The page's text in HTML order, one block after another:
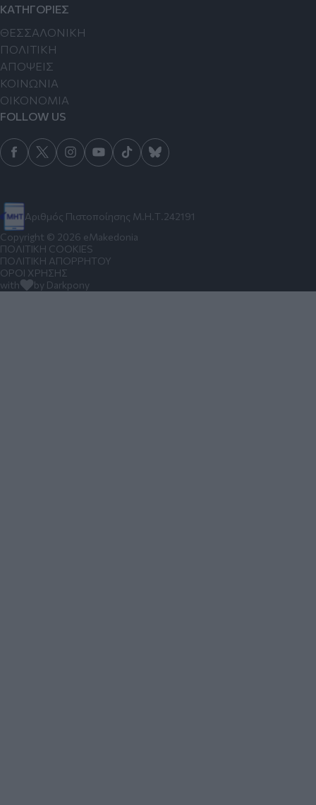
Αριθμός Πιστοποίησης Μ.Η.Τ.242191
ΚΑΤΗΓΟΡΙΕΣ
ΘΕΣΣΑΛΟΝΙΚΗ
ΠΟΛΙΤΙΚΗ
ΑΠΟΨΕΙΣ
ΚΟΙΝΩΝΙΑ
ΟΙΚΟΝΟΜΙΑ
FOLLOW US
Copyright © 2026 eMakedonia
ΠΟΛΙΤΙΚΗ COOKIES
ΠΟΛΙΤΙΚΗ ΑΠΟΡΡΗΤΟΥ
ΟΡΟΙ ΧΡΗΣΗΣ
with
by Darkpony